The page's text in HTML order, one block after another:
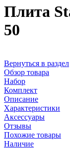
Плита
50
Вернуться в раздел
Обзор товара
Набор
Комплект
Описание
Характеристики
Аксессуары
Отзывы
Похожие товары
Наличие